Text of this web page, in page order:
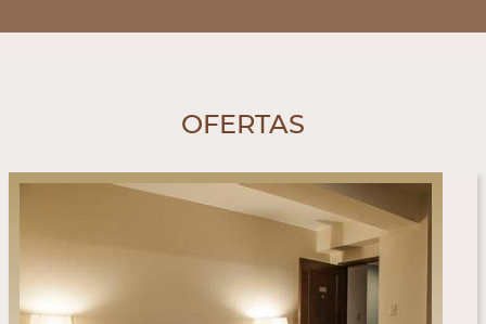
OFERTAS
OFERTA EXCLUSIVA WEB
Hotel San Agustin Paracas (Paracas)
Desayuno buffet y wifi gratis